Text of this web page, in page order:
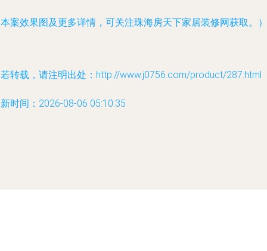
案效果图及更多详情，可关注珠海房天下家居装修网获取。）
转载，请注明出处：http://www.j0756.com/product/287.html
时间：2026-08-06 05:10:35